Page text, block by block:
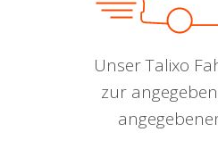
Unser Talixo
zur